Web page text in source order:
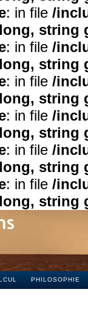
: in file /
string
: in file /
string
: in file /
string
: in file /
string
: in file /
string
: in file /
string
PHILOSOPHIE